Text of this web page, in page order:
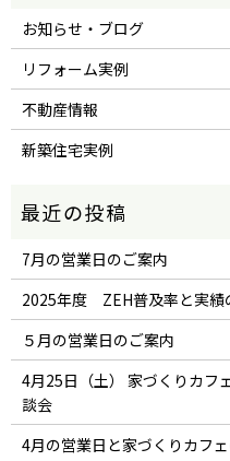
お知らせ・ブログ
リフォーム実例
不動産情報
新築住宅実例
7月の営業日のご案内
2025年度 ZEH普及率と実績
５月の営業日のご案内
4月25日（土） 家づくりカフ
談会
4月の営業日と家づくりカフ